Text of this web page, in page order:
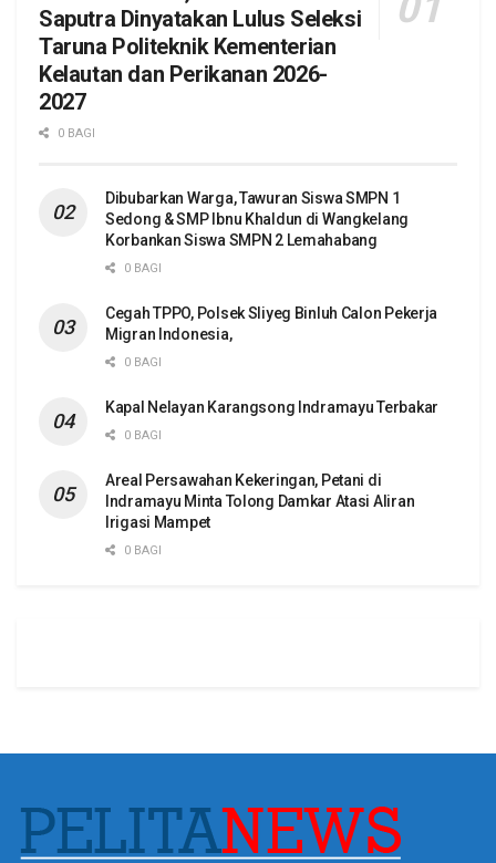
Saputra Dinyatakan Lulus Seleksi
Taruna Politeknik Kementerian
Kelautan dan Perikanan 2026-
2027
0 BAGI
Dibubarkan Warga, Tawuran Siswa SMPN 1
Sedong & SMP Ibnu Khaldun di Wangkelang
Korbankan Siswa SMPN 2 Lemahabang
0 BAGI
Cegah TPPO, Polsek Sliyeg Binluh Calon Pekerja
Migran Indonesia,
0 BAGI
Kapal Nelayan Karangsong Indramayu Terbakar
0 BAGI
Areal Persawahan Kekeringan, Petani di
Indramayu Minta Tolong Damkar Atasi Aliran
Irigasi Mampet
0 BAGI